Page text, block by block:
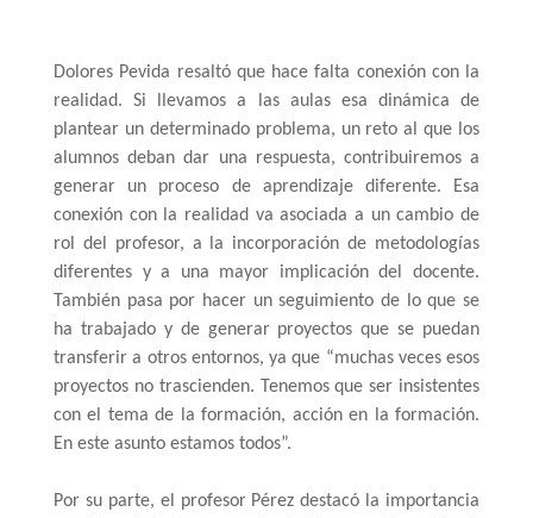
Dolores Pevida resaltó que hace falta conexión con la
realidad. Si llevamos a las aulas esa dinámica de
plantear un determinado problema, un reto al que los
alumnos deban dar una respuesta, contribuiremos a
generar un proceso de aprendizaje diferente. Esa
conexión con la realidad va asociada a un cambio de
rol del profesor, a la incorporación de metodologías
diferentes y a una mayor implicación del docente.
También pasa por hacer un seguimiento de lo que se
ha trabajado y de generar proyectos que se puedan
transferir a otros entornos, ya que “muchas veces esos
proyectos no trascienden. Tenemos que ser insistentes
con el tema de la formación, acción en la formación.
En este asunto estamos todos”.
Por su parte, el profesor Pérez destacó la importancia